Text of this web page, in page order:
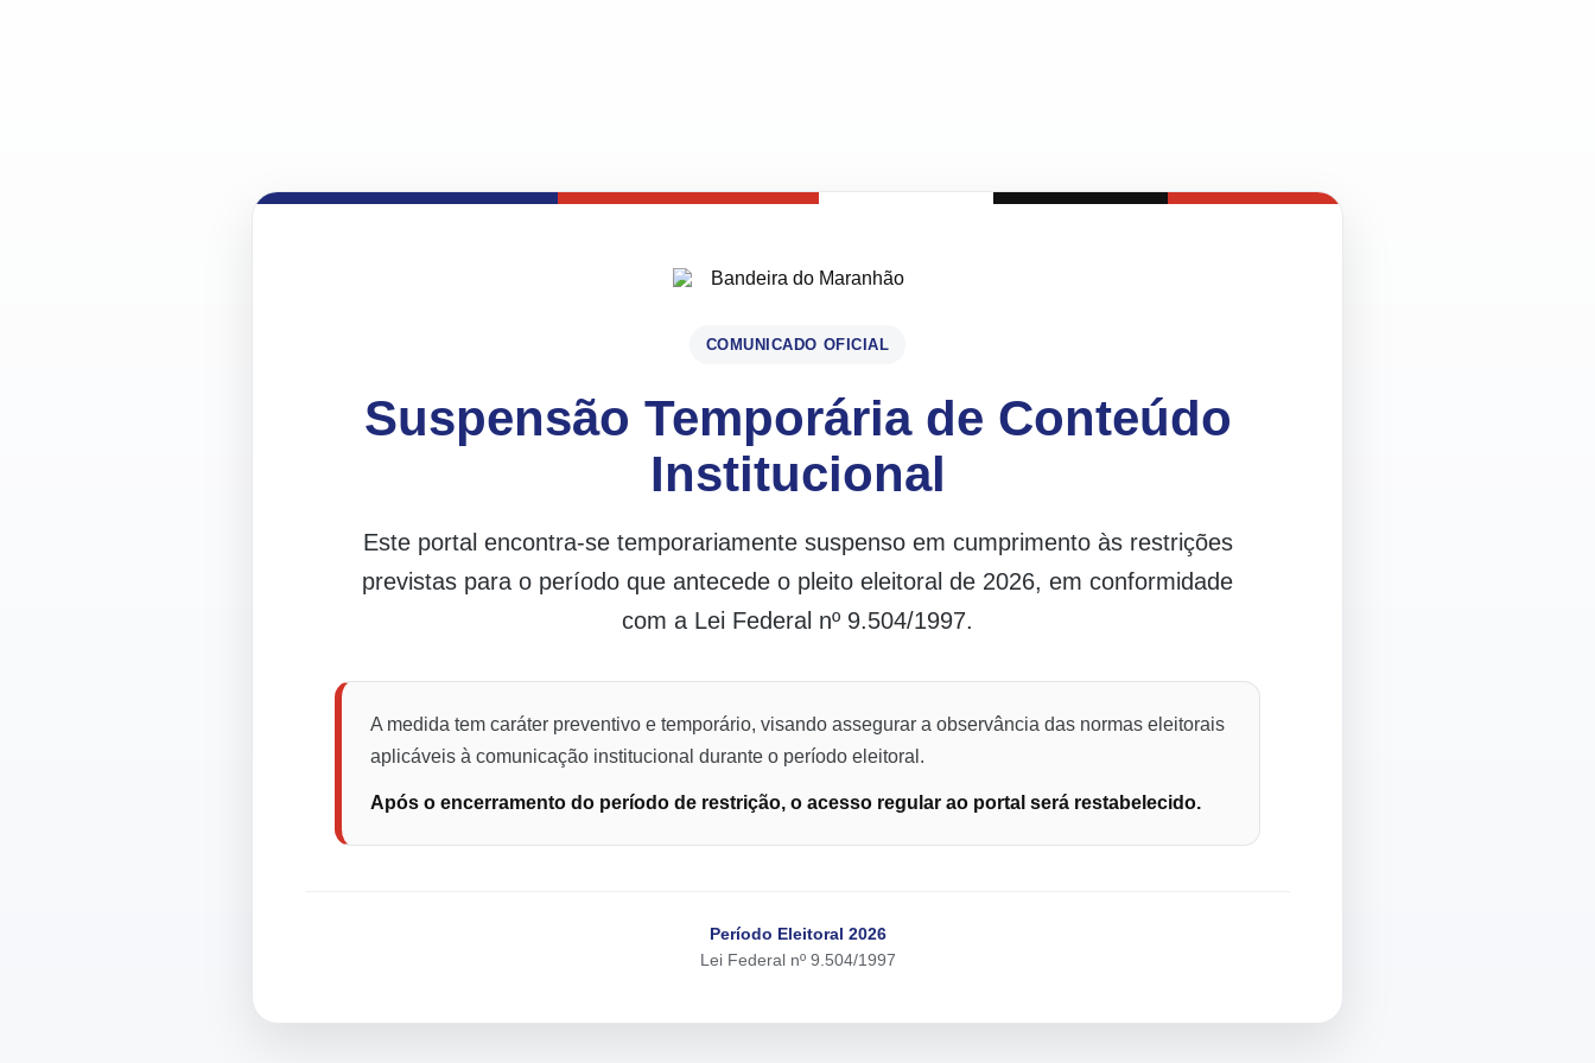
COMUNICADO OFICIAL
Suspensão Temporária de Conteúdo
Institucional
Este portal encontra-se temporariamente suspenso em cumprimento às restrições
previstas para o período que antecede o pleito eleitoral de 2026, em conformidade
com a Lei Federal nº 9.504/1997.
A medida tem caráter preventivo e temporário, visando assegurar a observância das normas eleitorais
aplicáveis à comunicação institucional durante o período eleitoral.
Após o encerramento do período de restrição, o acesso regular ao portal será restabelecido.
Período Eleitoral 2026
Lei Federal nº 9.504/1997